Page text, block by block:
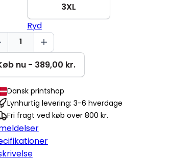
3XL
Ryd
nu - 389,00 kr.
Dansk printshop
Lynhurtig levering: 3-6 hverdage
Fri fragt ved køb over 800 kr.